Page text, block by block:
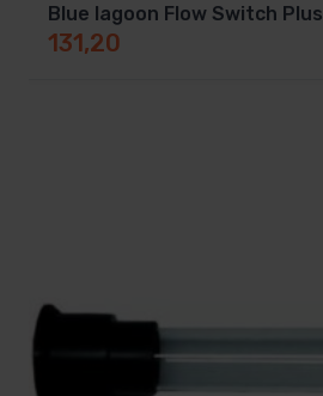
Blue lagoon Flow Switch Plus
131,20